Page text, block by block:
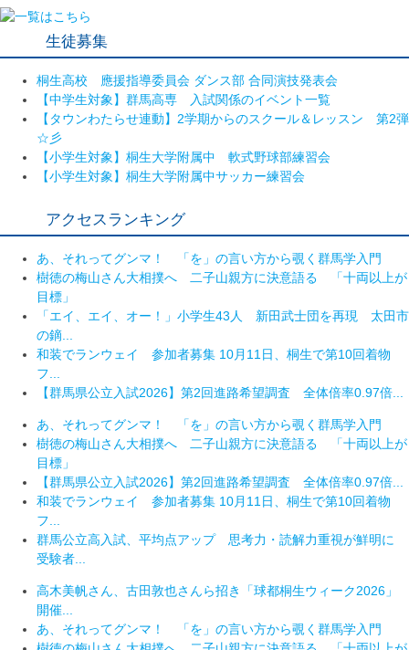
生徒募集
桐生高校 應援指導委員会 ダンス部 合同演技発表会
【中学生対象】群馬高専 入試関係のイベント一覧
【タウンわたらせ連動】2学期からのスクール＆レッスン 第2弾
☆彡
【小学生対象】桐生大学附属中 軟式野球部練習会
【小学生対象】桐生大学附属中サッカー練習会
アクセスランキング
あ、それってグンマ！ 「を」の言い方から覗く群馬学入門
樹徳の梅山さん大相撲へ 二子山親方に決意語る 「十両以上が
目標」
「エイ、エイ、オー！」小学生43人 新田武士団を再現 太田市
の鏑...
和装でランウェイ 参加者募集 10月11日、桐生で第10回着物
フ...
【群馬県公立入試2026】第2回進路希望調査 全体倍率0.97倍...
あ、それってグンマ！ 「を」の言い方から覗く群馬学入門
樹徳の梅山さん大相撲へ 二子山親方に決意語る 「十両以上が
目標」
【群馬県公立入試2026】第2回進路希望調査 全体倍率0.97倍...
和装でランウェイ 参加者募集 10月11日、桐生で第10回着物
フ...
群馬公立高入試、平均点アップ 思考力・読解力重視が鮮明に
受験者...
高木美帆さん、古田敦也さんら招き「球都桐生ウィーク2026」
開催...
あ、それってグンマ！ 「を」の言い方から覗く群馬学入門